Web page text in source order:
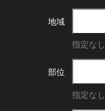
地域
指定なし
部位
指定なし